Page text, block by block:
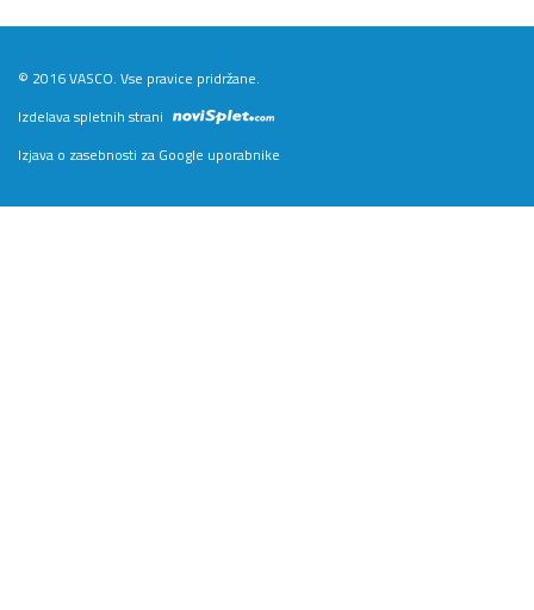
© 2016 VASCO. Vse pravice pridržane.
Izdelava spletnih strani
Izjava o zasebnosti za Google uporabnike